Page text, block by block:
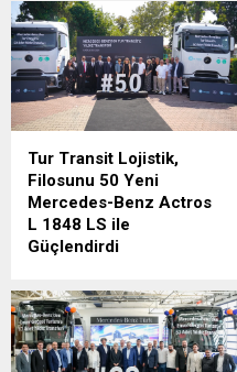
Tur Transit Lojistik,
Filosunu 50 Yeni
Mercedes-Benz Actros
L 1848 LS ile
Güçlendirdi
yılından bu yana uluslararası
lojistik alanında faaliyet
gösteren Tur Transit
Lojistik’e 50 adet Mercedes-